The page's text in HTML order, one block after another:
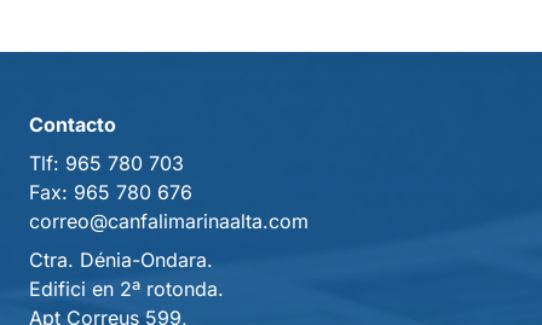
Contacto
Tlf: 965 780 703
Fax: 965 780 676
correo@canfalimarinaalta.com
Ctra. Dénia-Ondara.
Edifici en 2ª rotonda.
Apt Correus 599,